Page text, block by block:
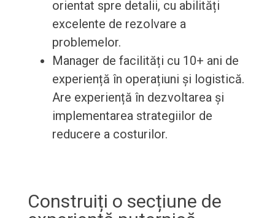
orientat spre detalii, cu abilități
excelente de rezolvare a
problemelor.
Manager de facilități cu 10+ ani de
experiență în operațiuni și logistică.
Are experiență în dezvoltarea și
implementarea strategiilor de
reducere a costurilor.
Construiți o secțiune de